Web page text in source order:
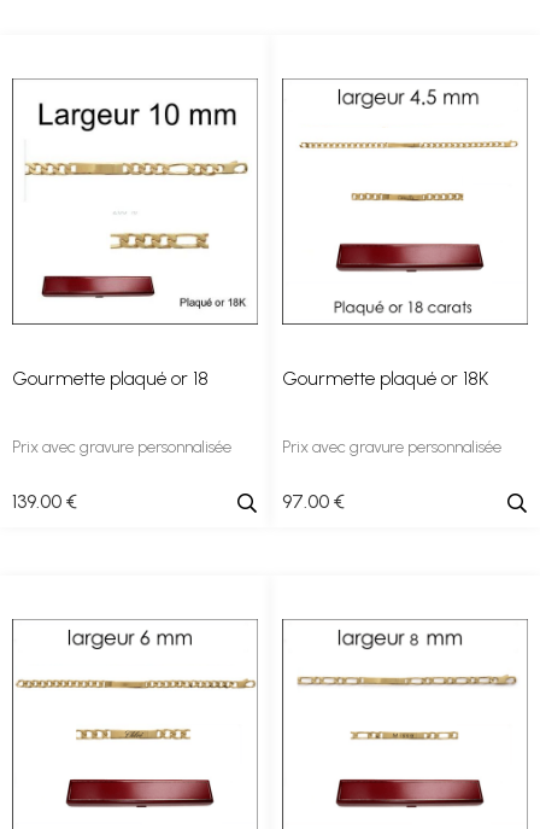
Gourmette plaqué or 18
Prix avec gravure personnalisée
139.00 €
Gourmette plaqué or 18K
Prix avec gravure personnalisée
97.00 €